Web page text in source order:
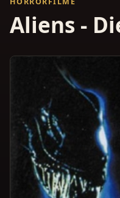
Aliens -